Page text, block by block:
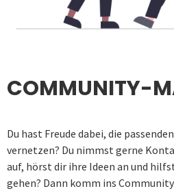
COMMUNITY-
Du hast Freude dabei, die
vernetzen? Du nimmst gerne
auf, hörst dir ihre Ideen an und
gehen? Dann komm ins